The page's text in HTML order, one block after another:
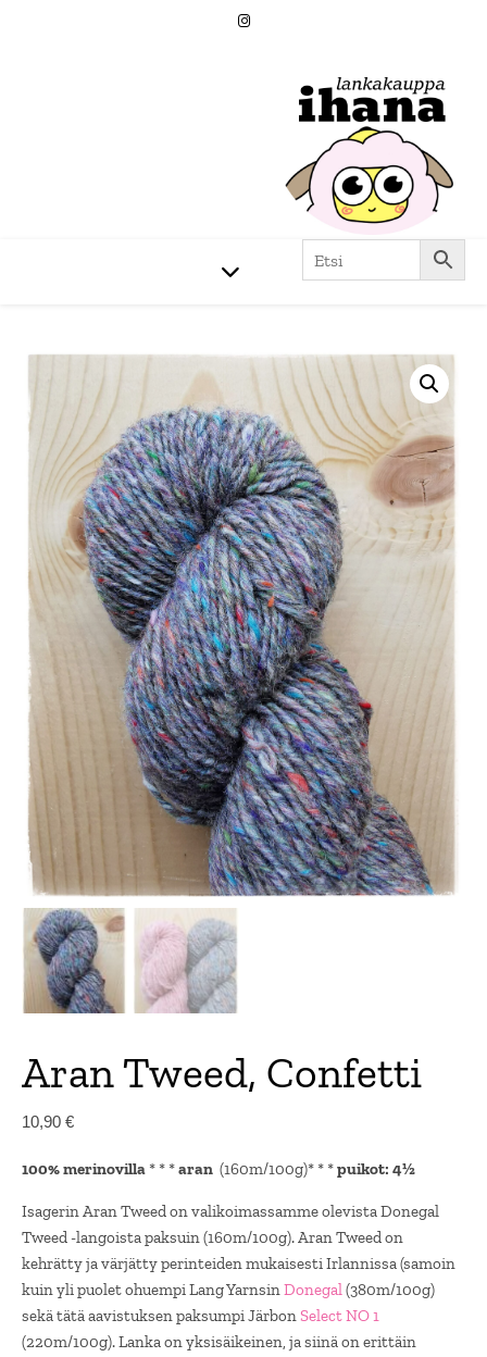
Aran Tweed, Confetti
10,90 €
100% merinovilla * * *aran (160m/100g)* * *puikot: 4½
Isagerin Aran Tweed on valikoimassamme olevista Donegal
Tweed -langoista paksuin (160m/100g). Aran Tweed on
kehrätty ja värjätty perinteiden mukaisesti Irlannissa (samoin
kuin yli puolet ohuempi Lang YarnsinDonegal(380m/100g)
sekä tätä aavistuksen paksumpi JärbonSelect NO 1
(220m/100g). Lanka on yksisäikeinen, ja siinä on erittäin